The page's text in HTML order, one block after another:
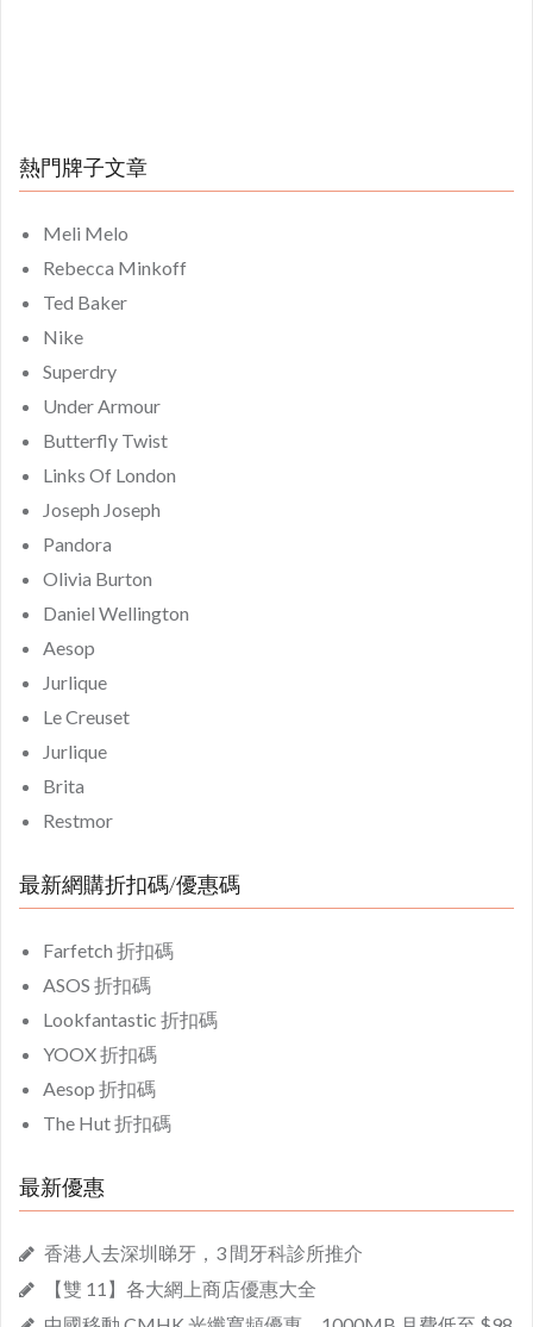
熱門牌子文章
Meli Melo
Rebecca Minkoff
Ted Baker
Nike
Superdry
Under Armour
Butterfly Twist
Links Of London
Joseph Joseph
Pandora
Olivia Burton
Daniel Wellington
Aesop
Jurlique
Le Creuset
Jurlique
Brita
Restmor
最新網購折扣碼/優惠碼
Farfetch 折扣碼
ASOS 折扣碼
Lookfantastic 折扣碼
YOOX 折扣碼
Aesop 折扣碼
The Hut 折扣碼
最新優惠
香港人去深圳睇牙，3 間牙科診所推介
【雙 11】各大網上商店優惠大全